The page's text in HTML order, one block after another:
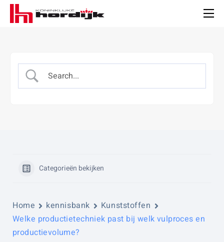
Koninklijke
Hordijk
Categorieën bekijken
Home kennisbank
Kunststoffen
Welke productietechniek past bij welk vulproces en
productievolume?